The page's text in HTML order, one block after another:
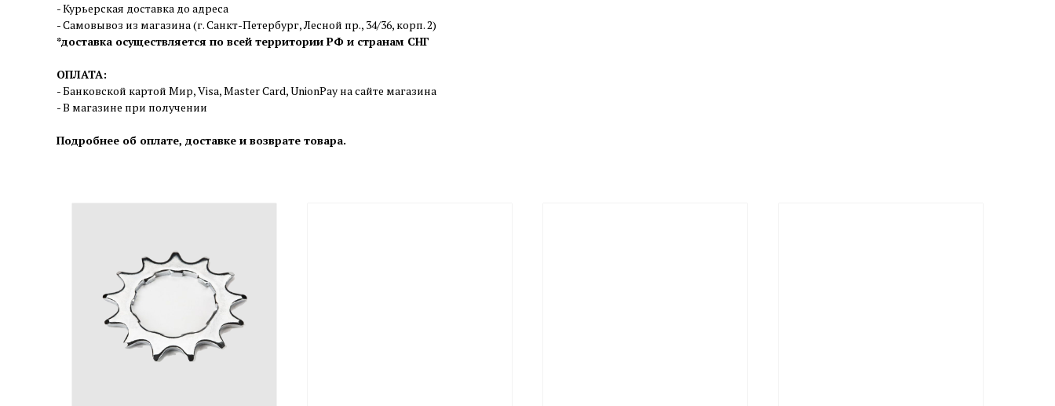
- Курьерская доставка до адреса
- Самовывоз из магазина (г. Санкт-Петербург, Лесной пр., 34/36, корп. 2)
*доставка осуществляется по всей территории РФ и странам СНГ
ОПЛАТА:
- Банковской картой Мир, Visa, Master Card, UnionPay на сайте магазина
- В магазине при получении
Подробнее об оплате, доставке и возврате товара.